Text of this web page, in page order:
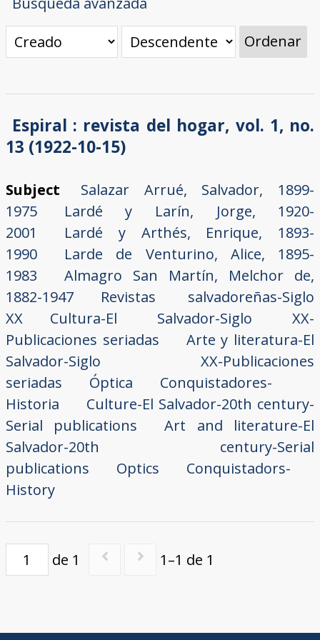
Ordenar
Espiral : revista del hogar, vol. 1, no.
13 (1922-10-15)
Subject
Salazar Arrué, Salvador, 1899-
1975
Lardé y Larín, Jorge, 1920-
2001
Lardé y Arthés, Enrique, 1893-
1990
Larde de Venturino, Alice, 1895-
1983
Almagro San Martín, Melchor de,
1882-1947
Revistas salvadoreñas-Siglo
XX
Cultura-El Salvador-Siglo XX-
Publicaciones seriadas
Arte y literatura-El
Salvador-Siglo XX-Publicaciones
seriadas
Óptica
Conquistadores-
Historia
Culture-El Salvador-20th century-
Serial publications
Art and literature-El
Salvador-20th century-Serial
publications
Optics
Conquistadors-
History
de 1 1–1 de 1